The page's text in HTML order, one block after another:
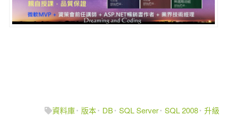
資料庫 版本 DB SQL Server SQL 2008 升級